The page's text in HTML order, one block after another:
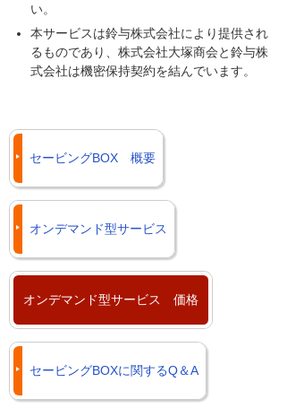
い。
本サービスは鈴与株式会社により提供され
るものであり、株式会社大塚商会と鈴与株
式会社は機密保持契約を結んでいます。
セービングBOX 概要
オンデマンド型サービス
オンデマンド型サービス 価格
セービングBOXに関するQ＆A